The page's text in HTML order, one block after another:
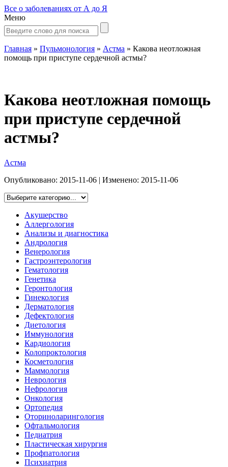
Все о заболеваниях от А до Я
Меню
Главная » Пульмонология » Астма » Какова неотложная
помощь при приступе сердечной астмы?
Какова неотложная помощь
при приступе сердечной
астмы?
Астма
Опубликовано: 2015-11-06 | Изменено: 2015-11-06
Акушерство
Аллергология
Анализы и диагностика
Андрология
Венерология
Гастроэнтерология
Гематология
Генетика
Геронтология
Гинекология
Дерматология
Дефектология
Диетология
Иммунология
Кардиология
Колопроктология
Косметология
Маммология
Неврология
Нефрология
Онкология
Ортопедия
Оториноларингология
Офтальмология
Педиатрия
Пластическая хирургия
Профпатология
Психиатрия